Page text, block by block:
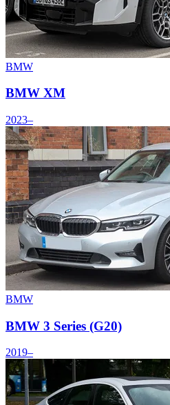
BMW
BMW XM
2023–
BMW
BMW 3 Series (G20)
2019–